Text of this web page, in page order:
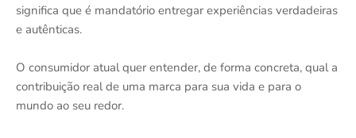
significa que é mandatório entregar experiências verdadeiras
e autênticas.
O consumidor atual quer entender, de forma concreta, qual a
contribuição real de uma marca para sua vida e para o
mundo ao seu redor.